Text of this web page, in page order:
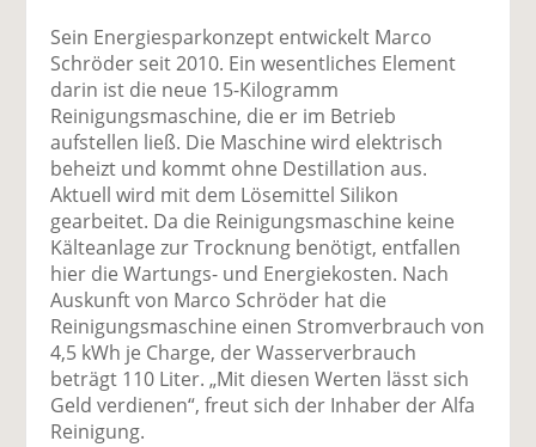
Sein Energiesparkonzept entwickelt Marco
Schröder seit 2010. Ein wesentliches Element
darin ist die neue 15-Kilogramm
Reinigungsmaschine, die er im Betrieb
aufstellen ließ. Die Maschine wird elektrisch
beheizt und kommt ohne Destillation aus.
Aktuell wird mit dem Lösemittel Silikon
gearbeitet. Da die Reinigungsmaschine keine
Kälteanlage zur Trocknung benötigt, entfallen
hier die Wartungs- und Energiekosten. Nach
Auskunft von Marco Schröder hat die
Reinigungsmaschine einen Stromverbrauch von
4,5 kWh je Charge, der Wasserverbrauch
beträgt 110 Liter. „Mit diesen Werten lässt sich
Geld verdienen“, freut sich der Inhaber der Alfa
Reinigung.